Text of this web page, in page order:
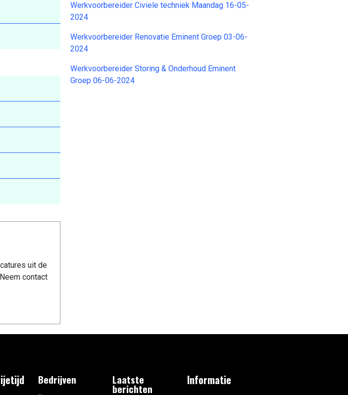
uit de
contact
Werkvoorbereider Civiele techniek Maandag 16-05-
2024
Werkvoorbereider Renovatie Eminent Groep 03-06-
2024
Werkvoorbereider Storing & Onderhoud Eminent
Groep 06-06-2024
Bedrijven Laatste
berichten
Informatie